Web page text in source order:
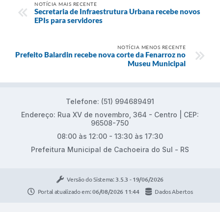
NOTÍCIA MAIS RECENTE
Secretaria de Infraestrutura Urbana recebe novos
EPIs para servidores
NOTÍCIA MENOS RECENTE
Prefeito Balardin recebe nova corte da Fenarroz no
Museu Municipal
Telefone: (51) 994689491
Endereço: Rua XV de novembro, 364 - Centro | CEP:
96508-750
08:00 às 12:00 - 13:30 às 17:30
Prefeitura Municipal de Cachoeira do Sul - RS
Versão do Sistema: 3.5.3 - 19/06/2026
Portal atualizado em:06/08/2026 11:44 Dados Abertos